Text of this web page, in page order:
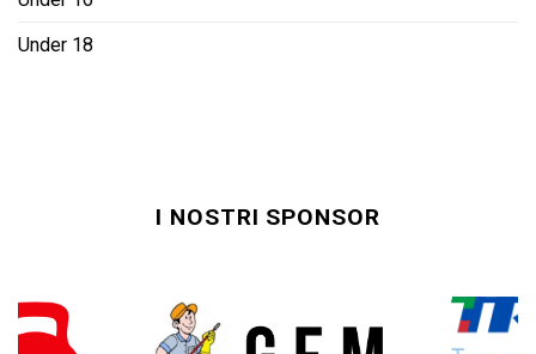
Under 18
I NOSTRI SPONSOR